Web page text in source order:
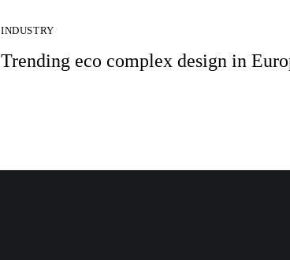
INDUSTRY
Trending eco complex design in